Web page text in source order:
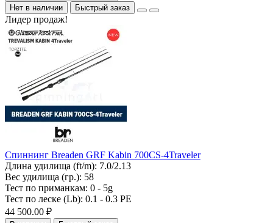
Нет в наличии Быстрый заказ
Лидер продаж!
Спиннинг Breaden GRF Kabin 700CS-4Traveler
Длина удилища (ft/m): 7.0/2.13
Вес удилища (гр.): 58
Тест по приманкам: 0 - 5g
Тест по леске (Lb): 0.1 - 0.3 PE
44 500.00 ₽